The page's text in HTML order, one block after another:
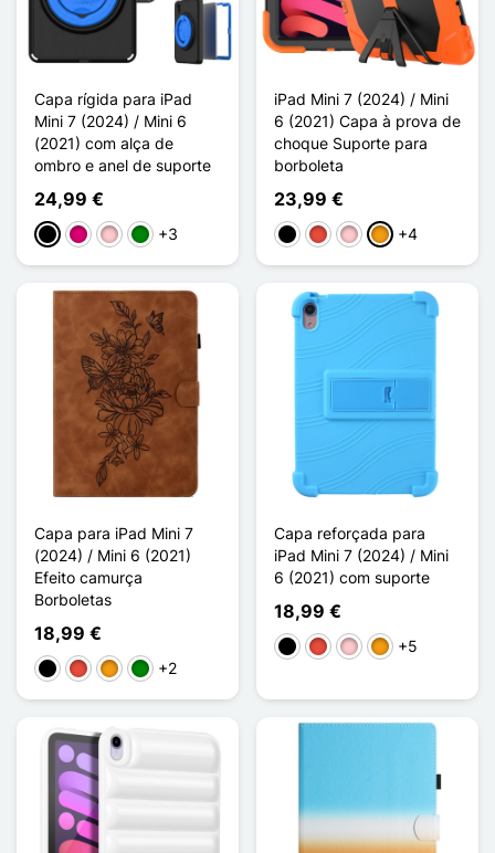
Capa rígida para iPad
Mini 7 (2024) / Mini 6
(2021) com alça de
ombro e anel de suporte
24,99 €
PretoMagenta
RosaVerde
+3
iPad Mini 7 (2024) / Mini
6 (2021) Capa à prova de
choque Suporte para
borboleta
23,99 €
PretoVermelho
RosaLaranja
+4
Capa para iPad Mini 7
(2024) / Mini 6 (2021)
Efeito camurça
Borboletas
18,99 €
PretoVermelho
LaranjaVerde
+2
Capa reforçada para
iPad Mini 7 (2024) / Mini
6 (2021) com suporte
18,99 €
PretoVermelho
RosaLaranja
+5